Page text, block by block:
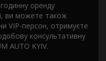
оренду
ви можете також
VIP-персон, отримуєте
консультативну
AUTO KYIV.